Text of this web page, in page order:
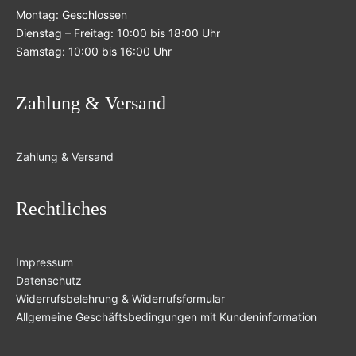
Montag: Geschlossen
Dienstag – Freitag: 10:00 bis 18:00 Uhr
Samstag: 10:00 bis 16:00 Uhr
Zahlung & Versand
Zahlung & Versand
Rechtliches
Impressum
Datenschutz
Widerrufsbelehrung & Widerrufsformular
Allgemeine Geschäftsbedingungen mit Kundeninformation